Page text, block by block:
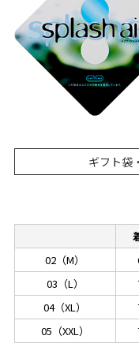
ギフト袋
02（M）
03（L）
04（XL）
05（XXL）